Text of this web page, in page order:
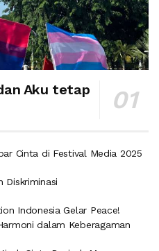
Aku tetap
Cinta di Festival Media 2025
Diskriminasi
Indonesia Gelar Peace!
dalam Keberagaman